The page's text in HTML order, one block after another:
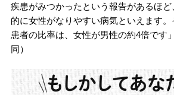
疾患がみつかったという報告があるほ
的に女性がなりやすい病気といえます
患者の比率は、女性が男性の約4倍です
同）